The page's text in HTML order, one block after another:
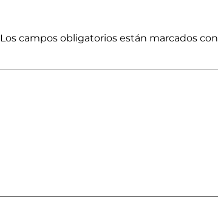
Los campos obligatorios están marcados con